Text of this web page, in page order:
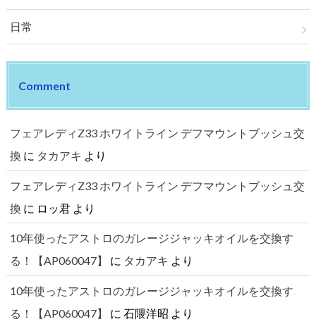
日常
Comment
フェアレディZ33 ホワイトライン デフマウントブッシュ交
換 に タカアキ より
フェアレディZ33 ホワイトライン デフマウントブッシュ交
換 に ロッ君より
10年使ったアストロのガレージジャッキオイルを交換す
る！【AP060047】
に タカアキ より
10年使ったアストロのガレージジャッキオイルを交換す
る！【AP060047】
に 石隈洋昭 より